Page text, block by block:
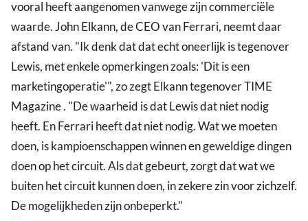
vooral heeft aangenomen vanwege zijn commerciële
waarde. John Elkann, de CEO van Ferrari, neemt daar
afstand van. "Ik denk dat dat echt oneerlijk is tegenover
Lewis, met enkele opmerkingen zoals: 'Dit is een
marketingoperatie'", zo zegt Elkann tegenover TIME
Magazine . "De waarheid is dat Lewis dat niet nodig
heeft. En Ferrari heeft dat niet nodig. Wat we moeten
doen, is kampioenschappen winnen en geweldige dingen
doen op het circuit. Als dat gebeurt, zorgt dat wat we
buiten het circuit kunnen doen, in zekere zin voor zichzelf.
De mogelijkheden zijn onbeperkt."